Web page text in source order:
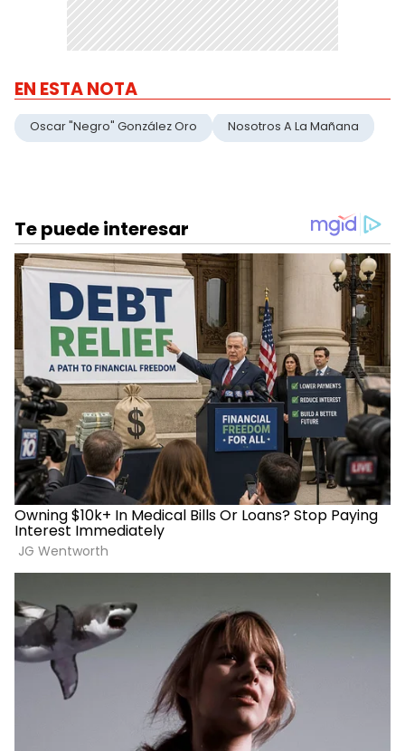
EN ESTA NOTA
Oscar "Negro" González Oro Nosotros A La Mañana